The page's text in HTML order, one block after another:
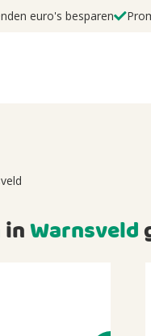
euro's besparen
inWarnsveld